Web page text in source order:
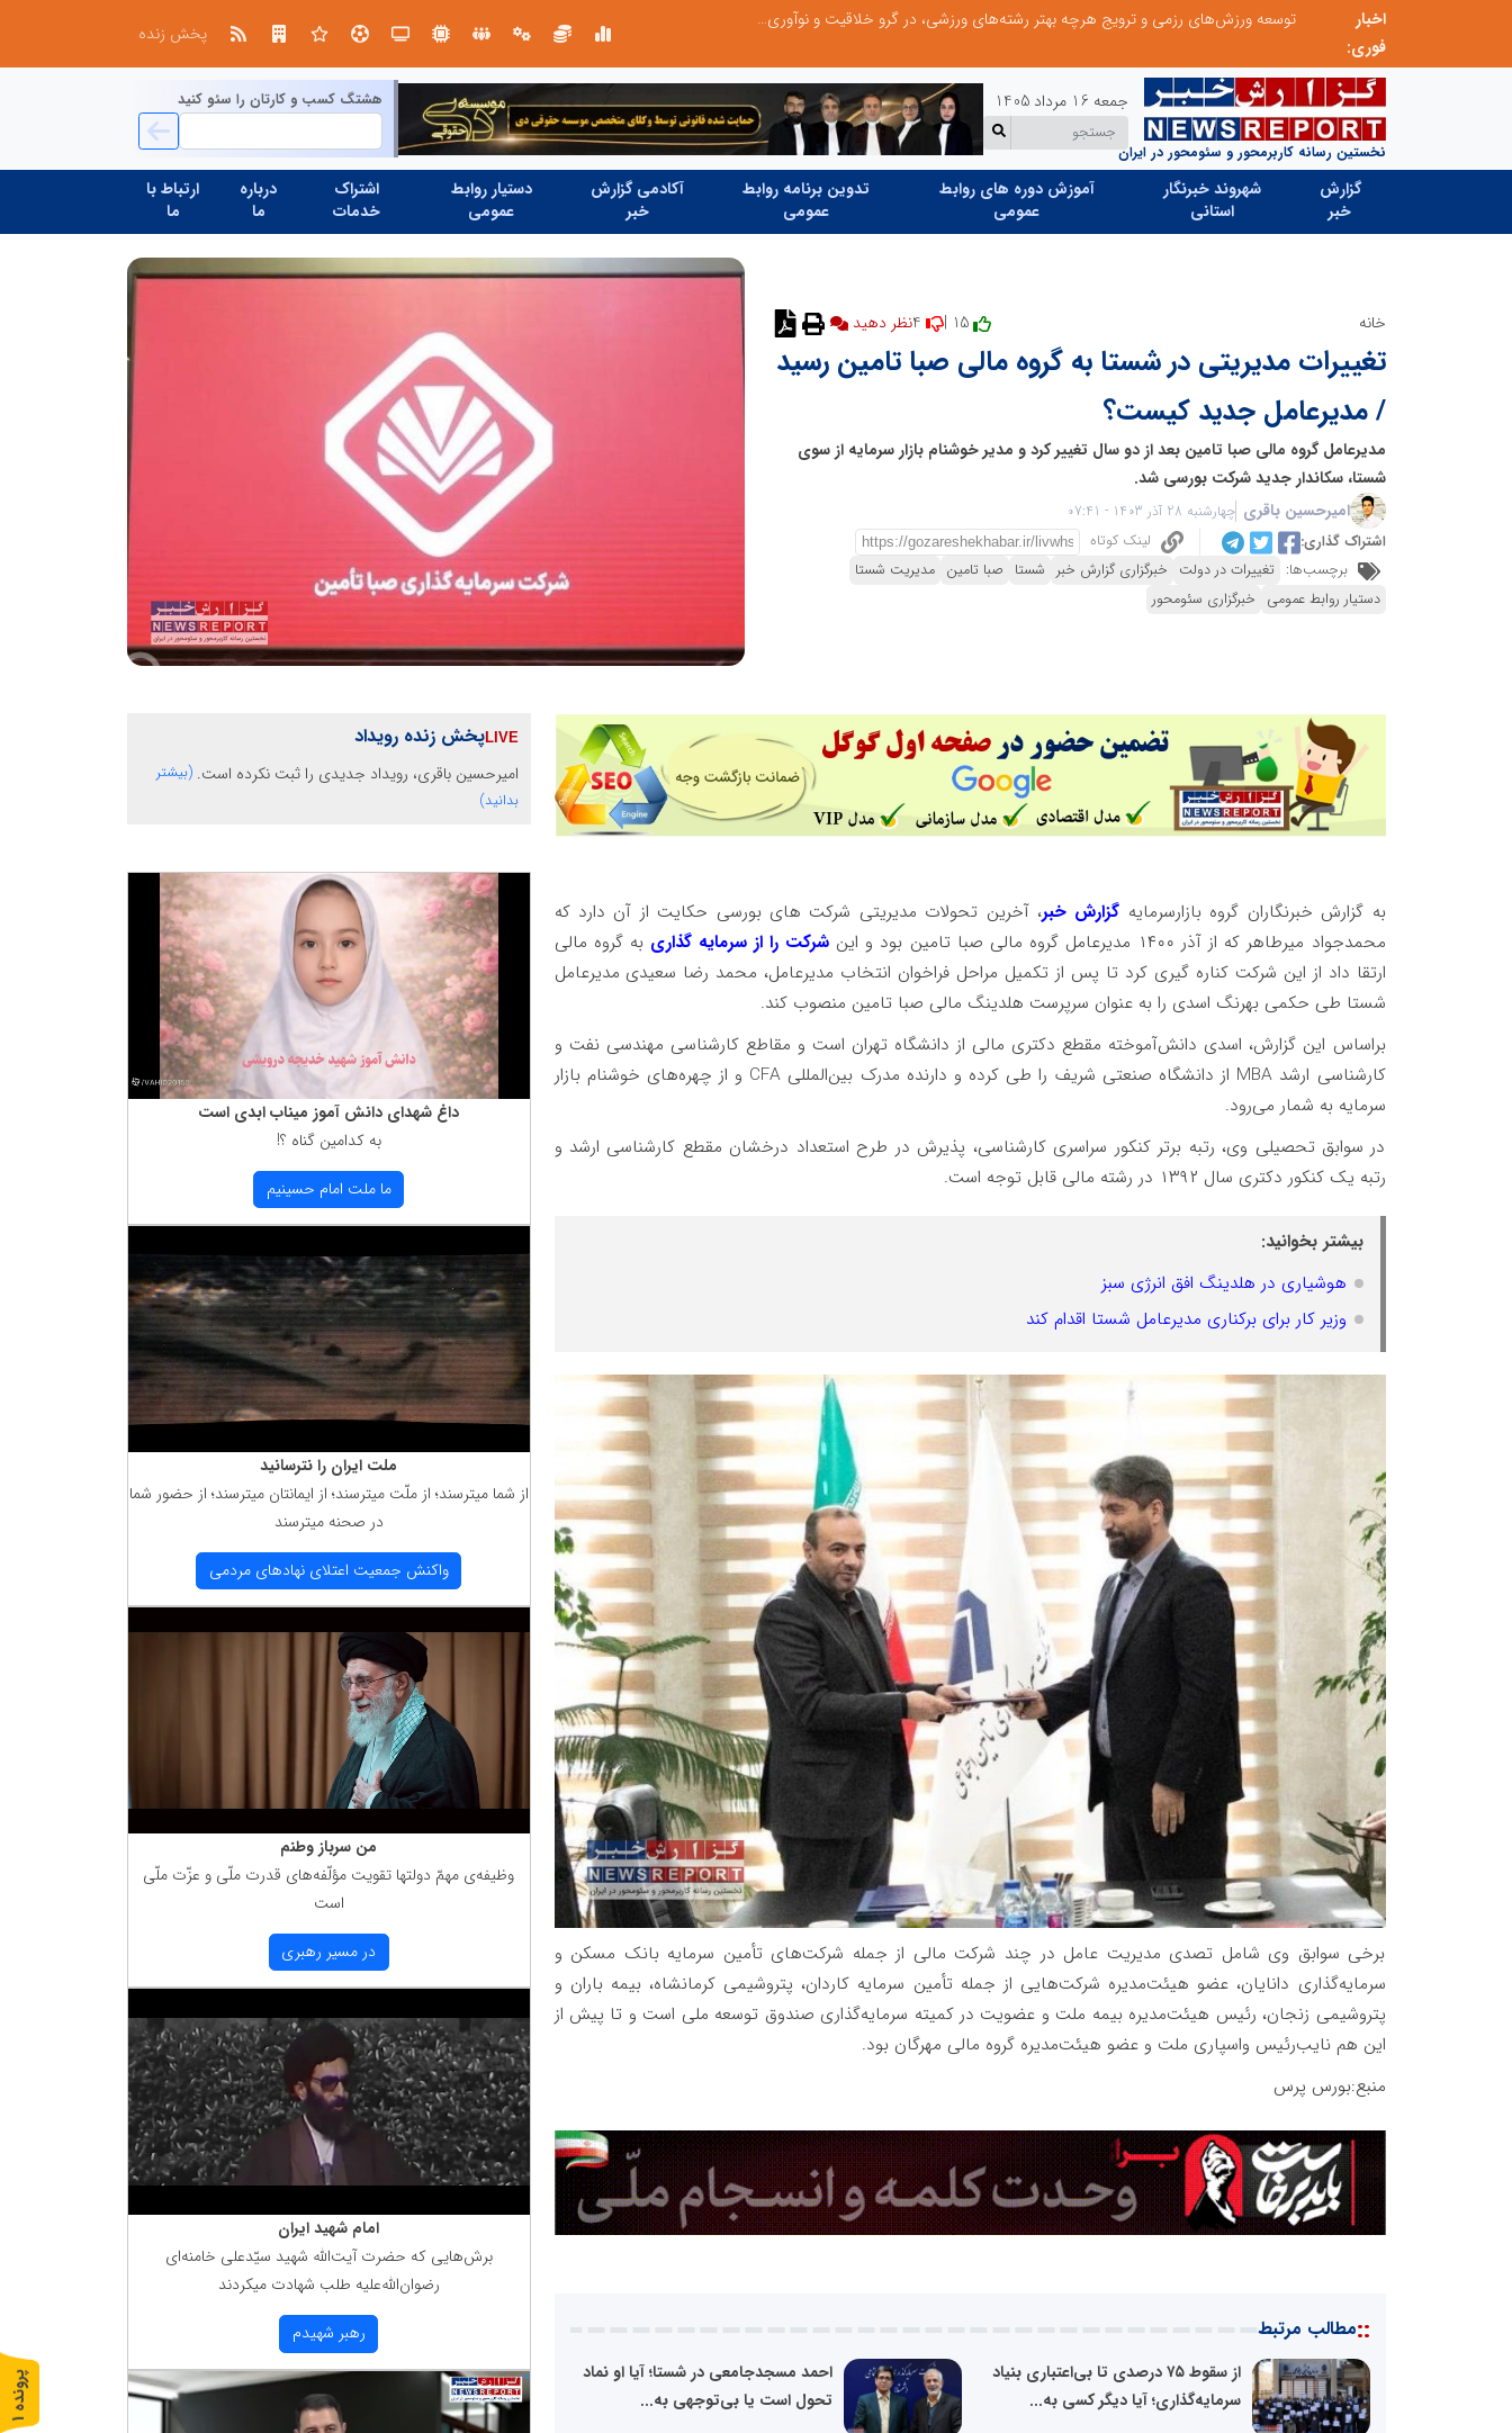
اخبار
فوری:
توسعه ورزش‌های رزمی و ترویج هرچه بهتر رشته‌های ورزشی، در گرو خلاقیت و نوآوری است
پخش زنده
نخستین رسانه کاربرمحور و سئومحور در ایران
جمعه 16 مرداد 1405 هشتگ کسب و کارتان را سئو کنید
گزارش
خبر
شهروند خبرنگار
استانی
آموزش دوره های روابط
عمومی
تدوین برنامه روابط
عمومی
آکادمی گزارش
خبر
دستیار روابط
عمومی
اشتراک
خدمات
درباره
ما
ارتباط با
ما
خانه 15 | نظر دهید
تغییرات مدیریتی در شستا به گروه مالی صبا تامین رسید
/ مدیرعامل جدید کیست؟
مدیرعامل گروه مالی صبا تامین بعد از دو سال تغییر کرد و مدیر خوشنام بازار سرمایه از سوی
شستا، سکاندار جدید شرکت بورسی شد.
امیرحسین باقری چهارشنبه 28 آذر 1403 - 07:41
اشتراک گذاری:
لینک کوتاه
برچسب‌ها: تغییرات در دولت خبرگزاری گزارش خبر شستا صبا تامین مدیریت شستا
دستیار روابط عمومی خبرگزاری سئومحور
به گزارش خبرنگاران گروه بازارسرمایه گزارش خبر، آخرین تحولات مدیریتی شرکت های بورسی حکایت از آن دارد که
محمدجواد میرطاهر که از آذر ۱۴۰۰ مدیرعامل گروه مالی صبا تامین بود و این
شرکت را از سرمایه گذاری به گروه مالی
ارتقا داد از این شرکت کناره گیری کرد تا پس از تکمیل مراحل فراخوان انتخاب مدیرعامل، محمد رضا سعیدی مدیرعامل
شستا طی حکمی بهرنگ اسدی را به‌ عنوان سرپرست هلدینگ مالی صبا تامین منصوب کند.
براساس این گزارش، اسدی دانش‌آموخته مقطع دکتری مالی از دانشگاه تهران است و مقاطع کارشناسی مهندسی نفت و
کارشناسی ارشد MBA از دانشگاه صنعتی شریف را طی کرده و دارنده مدرک بین‌المللی CFA و از چهره‌های خوشنام بازار
سرمایه به شمار می‌رود.
در سوابق تحصیلی وی، رتبه برتر کنکور سراسری کارشناسی، پذیرش در طرح استعداد درخشان مقطع کارشناسی ارشد و‌
رتبه یک کنکور دکتری سال ۱۳۹۲ در رشته مالی قابل توجه است.
بیشتر بخوانید:
هوشیاری در هلدینگ افق انرژی سبز
وزیر کار برای برکناری مدیرعامل شستا اقدام کند
برخی سوابق وی شامل تصدی مدیریت عامل در چند شرکت مالی از جمله شرکت‌های تأمین سرمایه بانک مسکن و
سرمایه‌گذاری دانایان، عضو هیئت‌مدیره شرکت‌هایی از جمله تأمین سرمایه کاردان، پتروشیمی کرمانشاه، بیمه باران و
پتروشیمی زنجان، رئیس هیئت‌مدیره بیمه ملت و عضویت در کمیته سرمایه‌گذاری صندوق توسعه ملی است و تا پیش از
این هم نایب‌رئیس واسپاری ملت و عضو هیئت‌مدیره گروه مالی مهرگان بود.
منبع:بورس پرس
::مطالب مرتبط
از سقوط ۷۵ درصدی تا بی‌اعتباری بنیاد
سرمایه‌گذاری؛ آیا دیگر کسی به...
احمد مسجدجامعی در شستا؛ آیا او نماد
تحول است یا بی‌توجهی به...
پخش زنده رویداد
امیرحسین باقری، رویداد جدیدی را ثبت نکرده است. (بیشتر
بدانید)
داغ شهدای دانش آموز میناب ابدی است
به كدامین گناه ؟!
ما ملت امام حسینیم
ملت ایران را نترسانید
از شما میترسند؛ از ملّت میترسند؛ از ایمانتان میترسند؛ از حضور شما
در صحنه میترسند
واكنش جمعیت اعتلای نهادهای مردمی
من سرباز وطنم
وظیفه‌ی مهمّ دولتها تقویت مؤلّفه‌های قدرت ملّی و عزّت ملّی
است
در مسیر رهبری
امام شهید ایران
برش‌هایی كه حضرت آیت‌الله شهید سیّدعلی خامنه‌ای
رضوان‌الله‌علیه طلب شهادت میكردند
رهبر شهیدم
پ
ر
و
ن
د
ه
1